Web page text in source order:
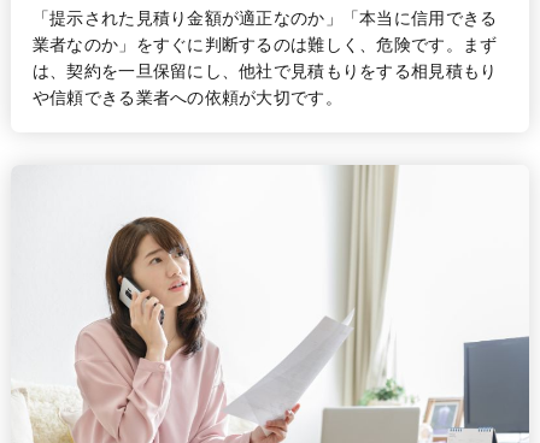
「提示された見積り金額が適正なのか」「本当に信用できる
業者なのか」をすぐに判断するのは難しく、危険です。まず
は、契約を一旦保留にし、他社で見積もりをする相見積もり
や信頼できる業者への依頼が大切です。